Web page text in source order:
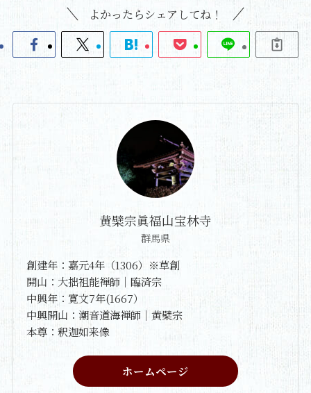
よかったらシェアしてね！
黄檗宗眞福山宝林寺
群馬県
創建年：嘉元4年（1306）※草創
開山：大拙祖能禅師｜臨済宗
中興年：寛文7年(1667）
中興開山：潮音道海禅師｜黄檗宗
本尊：釈迦如来像
ホームページ